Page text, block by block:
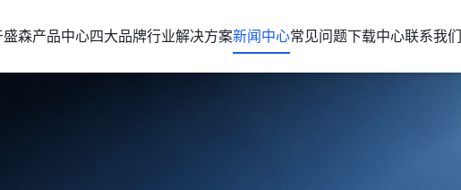
森产品中心四大品牌行业解决方案新闻中心常见问题下载中心联系我们